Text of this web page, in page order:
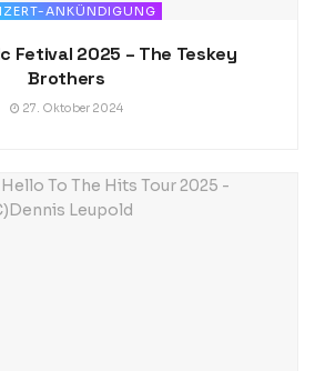
ANKÜNDIGUNG
Fetival 2025 – The Teskey
Brothers
27. Oktober 2024